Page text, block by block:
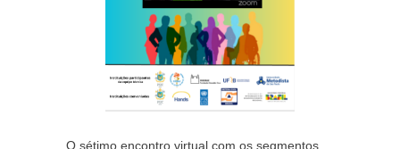
O sétimo encontro virtual com os segmentos